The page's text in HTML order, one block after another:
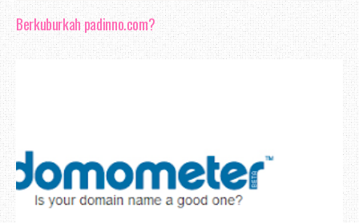
Berkuburkah padinno.com?